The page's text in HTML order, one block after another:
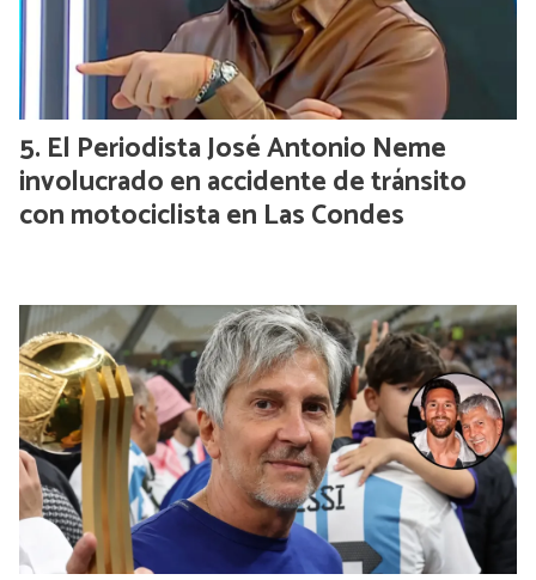
El Periodista José Antonio Neme
involucrado en accidente de tránsito
con motociclista en Las Condes